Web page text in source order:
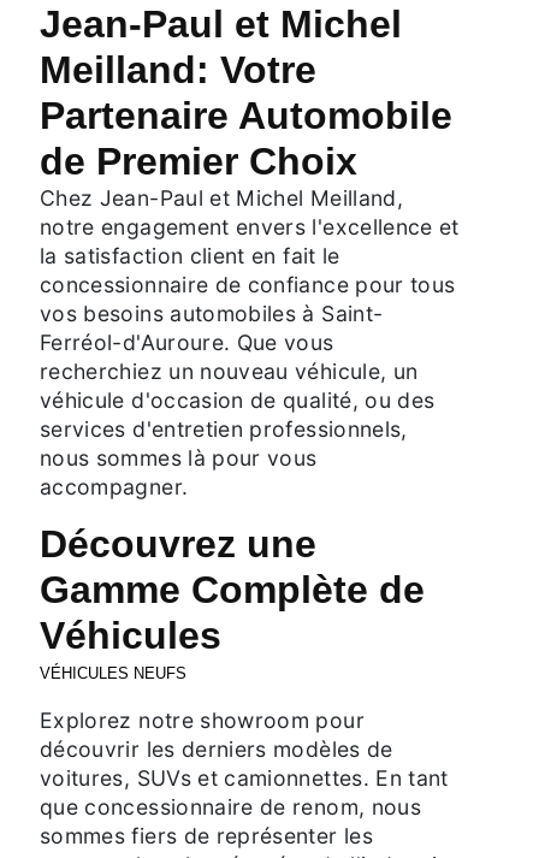
Jean-Paul et Michel
Meilland: Votre
Partenaire Automobile
de Premier Choix
Chez Jean-Paul et Michel Meilland,
notre engagement envers l'excellence et
la satisfaction client en fait le
concessionnaire de confiance pour tous
vos besoins automobiles à Saint-
Ferréol-d'Auroure. Que vous
recherchiez un nouveau véhicule, un
véhicule d'occasion de qualité, ou des
services d'entretien professionnels,
nous sommes là pour vous
accompagner.
Découvrez une
Gamme Complète de
Véhicules
VÉHICULES NEUFS
Explorez notre showroom pour
découvrir les derniers modèles de
voitures, SUVs et camionnettes. En tant
que concessionnaire de renom, nous
sommes fiers de représenter les